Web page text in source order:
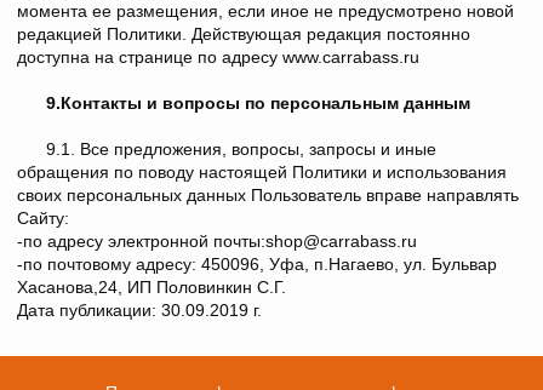
момента ее размещения, если иное не предусмотрено новой
редакцией Политики. Действующая редакция постоянно
доступна на странице по адресу www.carrabass.ru
9.Контакты и вопросы по персональным данным
9.1. Все предложения, вопросы, запросы и иные
обращения по поводу настоящей Политики и использования
своих персональных данных Пользователь вправе направлять
Сайту:
-по адресу электронной почты:shop@carrabass.ru
-по почтовому адресу: 450096, Уфа, п.Нагаево, ул. Бульвар
Хасанова,24, ИП Половинкин С.Г.
Дата публикации: 30.09.2019 г.